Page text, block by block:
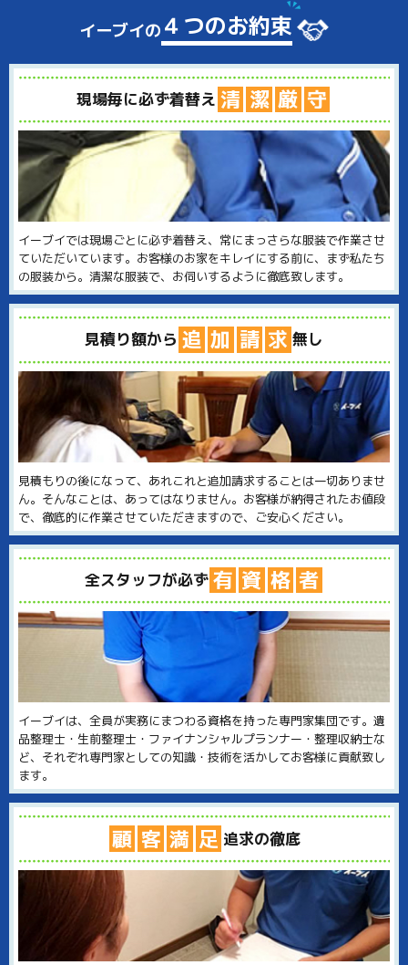
イーブイの４つのお約束
現場毎に必ず着替え 清 潔 厳 守
イーブイでは現場ごとに必ず着替え、常にまっさらな服装で作業させ
ていただいています。お客様のお家をキレイにする前に、まず私たち
の服装から。清潔な服装で、お伺いするように徹底致します。
見積り額から 追 加 請 求 無し
見積もりの後になって、あれこれと追加請求することは一切ありませ
ん。そんなことは、あってはなりません。お客様が納得されたお値段
で、徹底的に作業させていただきますので、ご安心ください。
全スタッフが必ず 有 資 格 者
イーブイは、全員が実務にまつわる資格を持った専門家集団です。遺
品整理士・生前整理士・ファイナンシャルプランナー・整理収納士な
ど、それぞれ専門家としての知識・技術を活かしてお客様に貢献致し
ます。
顧 客 満 足 追求の徹底